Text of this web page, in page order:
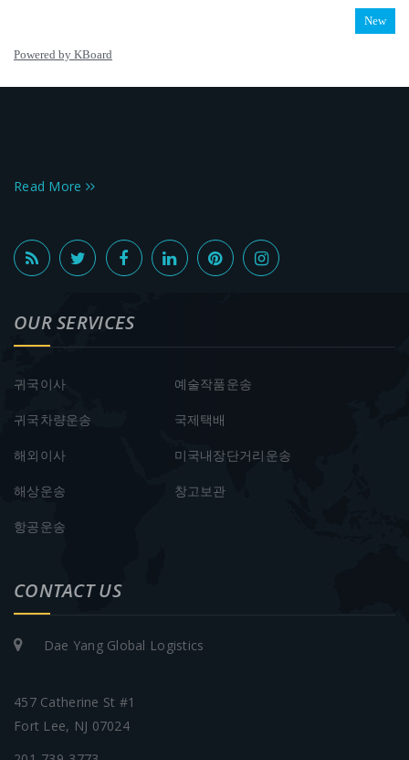
Read More
OUR SERVICES
귀국이사
귀국차량운송
해외이사
해상운송
항공운송
예술작품운송
국제택배
미국내장단거리운송
창고보관
CONTACT US
Dae Yang Global Logistics
457 Catherine St #1
Fort Lee, NJ 07024